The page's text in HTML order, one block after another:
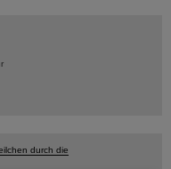
durch die